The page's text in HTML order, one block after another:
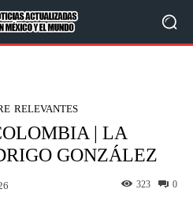
RELEVANTES
| LA
GONZÁLEZ
0
323